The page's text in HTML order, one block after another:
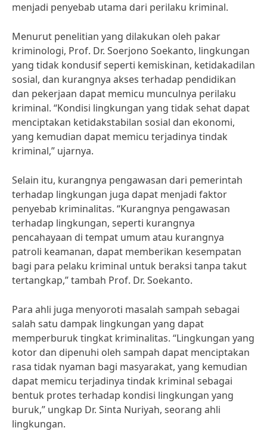
menjadi penyebab utama dari perilaku kriminal.
Menurut penelitian yang dilakukan oleh pakar
kriminologi, Prof. Dr. Soerjono Soekanto, lingkungan
yang tidak kondusif seperti kemiskinan, ketidakadilan
sosial, dan kurangnya akses terhadap pendidikan
dan pekerjaan dapat memicu munculnya perilaku
kriminal. “Kondisi lingkungan yang tidak sehat dapat
menciptakan ketidakstabilan sosial dan ekonomi,
yang kemudian dapat memicu terjadinya tindak
kriminal,” ujarnya.
Selain itu, kurangnya pengawasan dari pemerintah
terhadap lingkungan juga dapat menjadi faktor
penyebab kriminalitas. “Kurangnya pengawasan
terhadap lingkungan, seperti kurangnya
pencahayaan di tempat umum atau kurangnya
patroli keamanan, dapat memberikan kesempatan
bagi para pelaku kriminal untuk beraksi tanpa takut
tertangkap,” tambah Prof. Dr. Soekanto.
Para ahli juga menyoroti masalah sampah sebagai
salah satu dampak lingkungan yang dapat
memperburuk tingkat kriminalitas. “Lingkungan yang
kotor dan dipenuhi oleh sampah dapat menciptakan
rasa tidak nyaman bagi masyarakat, yang kemudian
dapat memicu terjadinya tindak kriminal sebagai
bentuk protes terhadap kondisi lingkungan yang
buruk,” ungkap Dr. Sinta Nuriyah, seorang ahli
lingkungan.